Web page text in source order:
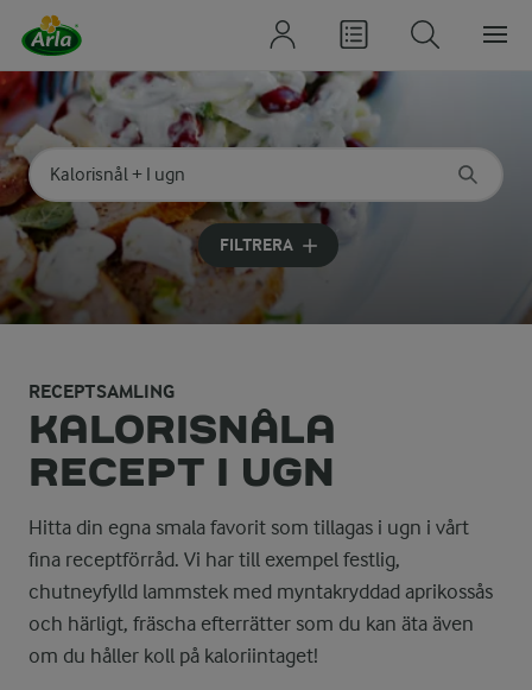
Sök på kategori eller ingrediens
Skriv in sökord för att få förslag
FILTRERA
RECEPTSAMLING
KALORISNÅLA
RECEPT I UGN
Hitta din egna smala favorit som tillagas i ugn i vårt
fina receptförråd. Vi har till exempel festlig,
chutneyfylld lammstek med myntakryddad aprikossås
och härligt, fräscha efterrätter som du kan äta även
om du håller koll på kaloriintaget!